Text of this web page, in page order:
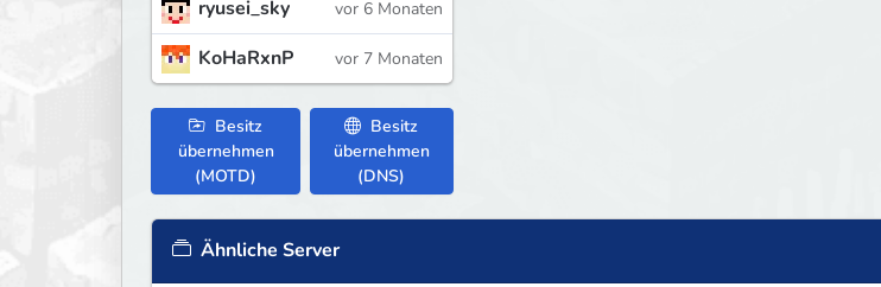
ryusei_sky vor 6 Monaten
KoHaRxnP vor 7 Monaten
Besitz
übernehmen
(MOTD)
Besitz
übernehmen
(DNS)
Ähnliche Server